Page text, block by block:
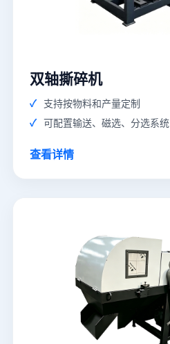
双轴撕碎机
支持按物料和产量定制
可配置输送、磁选、分选系统
查看详情